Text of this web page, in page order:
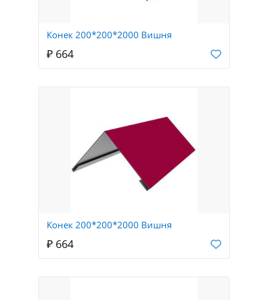
Конек 200*200*2000 Вишня
₽ 664
Конек 200*200*2000 Вишня
₽ 664